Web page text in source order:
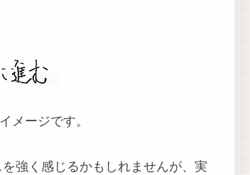
メージです。
強く感じるかもしれませんが、実